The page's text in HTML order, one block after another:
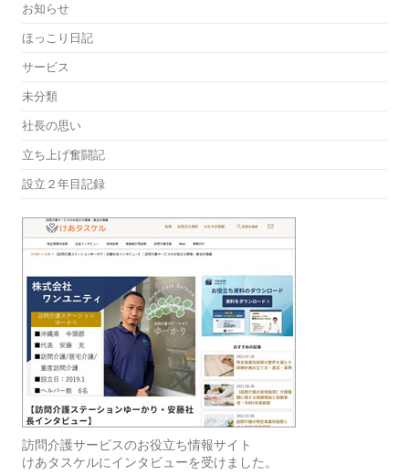
お知らせ
ほっこり日記
サービス
未分類
社長の思い
立ち上げ奮闘記
設立２年目記録
訪問介護サービスのお役立ち情報サイト
けあタスケルにインタビューを受けました。